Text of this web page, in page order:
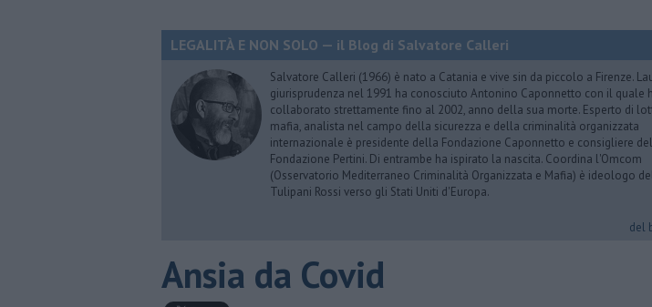
LEGALITÀ E NON SOLO — il Blog di Salvatore Calleri
Salvatore Calleri (1966) è nato a Catania e vive sin da piccolo a Firenze.
giurisprudenza nel 1991 ha conosciuto Antonino Caponnetto con il quale
collaborato strettamente fino al 2002, anno della sua morte. Esperto di
mafia, analista nel campo della sicurezza e della criminalità organizzata
internazionale è presidente della Fondazione Caponnetto e consigliere
Fondazione Pertini. Di entrambe ha ispirato la nascita. Coordina l'Omcom
(Osservatorio Mediterraneo Criminalità Organizzata e Mafia) è ideologo
Tulipani Rossi verso gli Stati Uniti d'Europa.
del
Ansia da Covid